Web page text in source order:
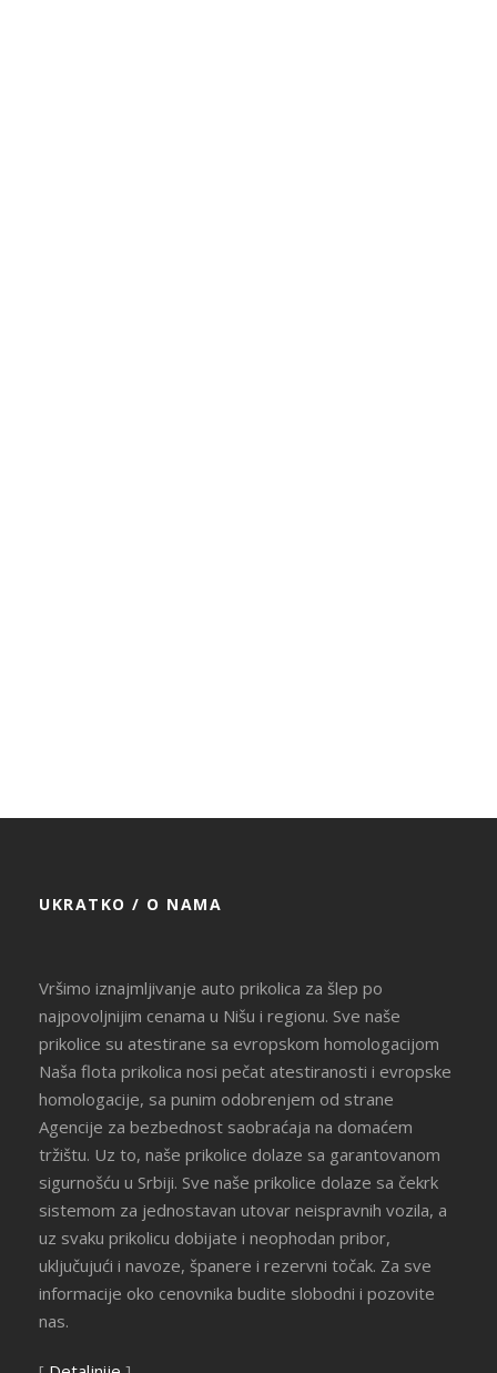
UKRATKO / O NAMA
Vršimo iznajmljivanje auto prikolica za šlep po
najpovoljnijim cenama u Nišu i regionu. Sve naše
prikolice su atestirane sa evropskom homologacijom
Naša flota prikolica nosi pečat atestiranosti i evropske
homologacije, sa punim odobrenjem od strane
Agencije za bezbednost saobraćaja na domaćem
tržištu. Uz to, naše prikolice dolaze sa garantovanom
sigurnošću u Srbiji. Sve naše prikolice dolaze sa čekrk
sistemom za jednostavan utovar neispravnih vozila, a
uz svaku prikolicu dobijate i neophodan pribor,
uključujući i navoze, španere i rezervni točak. Za sve
informacije oko cenovnika budite slobodni i pozovite
nas.